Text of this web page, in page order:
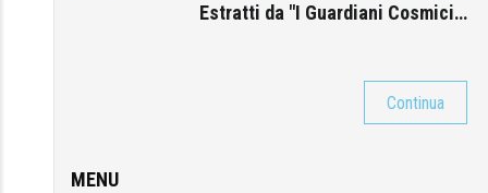
Estratti da "I Guardiani Cosmici…
Continua
MENU